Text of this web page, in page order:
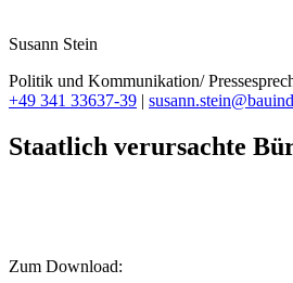
Susann Stein
Politik und Kommunikation/
+49 341 33637-39 |
Staatlich verursachte
Zum Download: